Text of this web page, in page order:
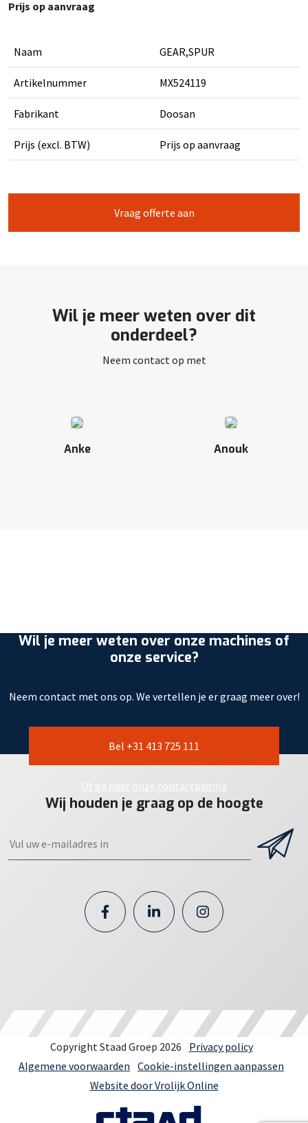
Prijs op aanvraag
Naam GEAR,SPUR
Artikelnummer MX524119
Fabrikant Doosan
Prijs (excl. BTW) Prijs op aanvraag
Vraag offerte aan
Wil je meer weten over dit
onderdeel?
Neem contact op met
Anke Anouk
Wil je meer weten over onze machines of
onze service?
Neem contact met ons op. We vertellen je er graag meer over!
Bel +31 413 725 111
Of ga naar onze contactpagina
Wij houden je graag op de hoogte
Copyright Staad Groep 2026
Privacy policy
Algemene voorwaarden Cookie-instellingen aanpassen
Website door Vrolijk Online